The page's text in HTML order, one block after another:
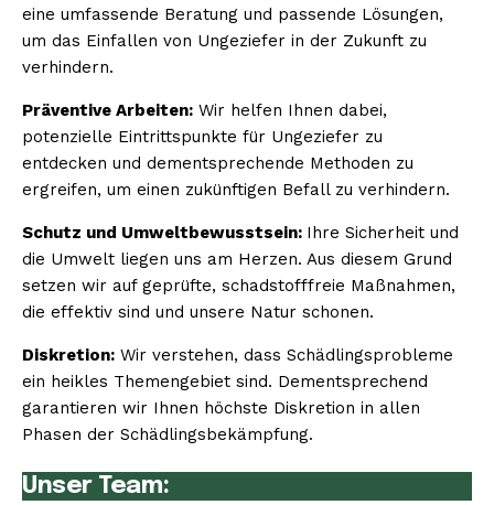
eine umfassende Beratung und passende Lösungen,
um das Einfallen von Ungeziefer in der Zukunft zu
verhindern.
Präventive Arbeiten: Wir helfen Ihnen dabei,
potenzielle Eintrittspunkte für Ungeziefer zu
entdecken und dementsprechende Methoden zu
ergreifen, um einen zukünftigen Befall zu verhindern.
Schutz und Umweltbewusstsein: Ihre Sicherheit und
die Umwelt liegen uns am Herzen. Aus diesem Grund
setzen wir auf geprüfte, schadstofffreie Maßnahmen,
die effektiv sind und unsere Natur schonen.
Diskretion: Wir verstehen, dass Schädlingsprobleme
ein heikles Themengebiet sind. Dementsprechend
garantieren wir Ihnen höchste Diskretion in allen
Phasen der Schädlingsbekämpfung.
Unser Team: